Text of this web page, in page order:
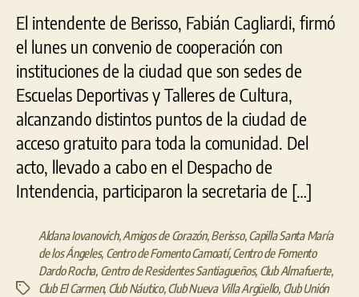
El intendente de Berisso, Fabián Cagliardi, firmó
el lunes un convenio de cooperación con
instituciones de la ciudad que son sedes de
Escuelas Deportivas y Talleres de Cultura,
alcanzando distintos puntos de la ciudad de
acceso gratuito para toda la comunidad. Del
acto, llevado a cabo en el Despacho de
Intendencia, participaron la secretaria de […]
Etiquetas
Aldana Iovanovich, Amigos de Corazón, Berisso, Capilla Santa María
de los Ángeles, Centro de Fomento Camoatí,Centro de Fomento
Dardo Rocha, Centro de Residentes Santiagueños, Club Almafuerte,
Club El Carmen, Club Náutico, Club Nueva Villa Argüello, Club Unión